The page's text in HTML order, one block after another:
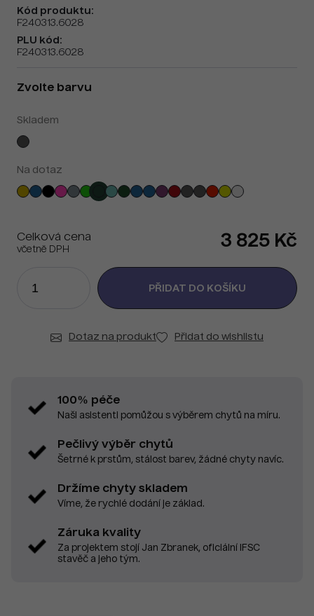
Kód produktu:
F240313.6028
PLU kód:
F240313.6028
Zvolte barvu
Skladem
Na dotaz
Celková cena
včetně DPH 3 825 Kč
Dotaz na produkt Přidat do wishlistu
100% péče
Naši asistenti pomůžou s výběrem chytů na míru.
Pečlivý výběr chytů
Šetrné k prstům, stálost barev, žádné chyty navíc.
Držíme chyty skladem
Víme, že rychlé dodání je základ.
Záruka kvality
Za projektem stojí Jan Zbranek, oficiální IFSC
stavěč a jeho tým.